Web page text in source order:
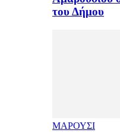
του Δήμου
ΜΑΡΟΥΣΙ